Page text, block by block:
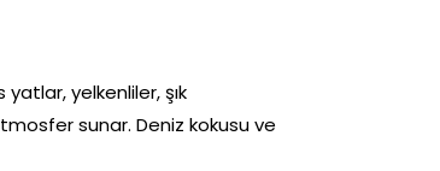
yelkenliler, şık
sunar. Deniz kokusu ve